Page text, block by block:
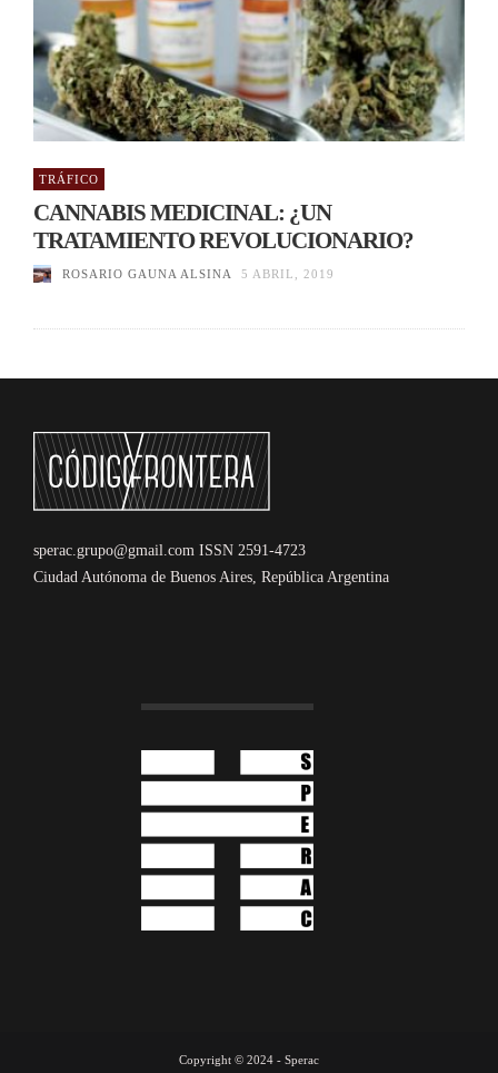
TRÁFICO
CANNABIS MEDICINAL: ¿UN
TRATAMIENTO REVOLUCIONARIO?
ROSARIO GAUNA ALSINA 5 ABRIL, 2019
sperac.grupo@gmail.com ISSN 2591-4723
Ciudad Autónoma de Buenos Aires, República Argentina
Copyright © 2024 - Sperac